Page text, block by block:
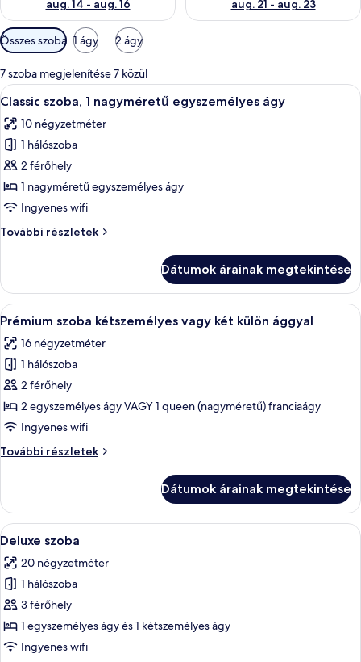
aug. 14 - aug. 16
aug. 21 - aug. 23
Szobákhoz
rendelkezésre
álló
szűrők
Összes szoba 1 ágy 2 ágy
7 szoba megjelenítése 7 közül
A
következő
szoba
összes
képének
megtekintése:
Classic
1
ágy
Egy szállodai szoba, amelyben
27
Classic szoba, 1 nagyméretű egyszemélyes ágy
10 négyzetméter
1 hálószoba
2 férőhely
1 nagyméretű egyszemélyes ágy
Ingyenes wifi
További részletek
Classic
egyszemélyes
ágy
további
Dátumok árainak megtekintése
A
következő
szoba
összes
képének
megtekintése:
Prémium
kétszemélyes
külön
ággyal
Egy szállodai szoba, amelyben
37
Prémium szoba kétszemélyes vagy két külön ággyal
16 négyzetméter
1 hálószoba
2 férőhely
2 egyszemélyes ágy VAGY 1 queen (nagyméretű) franciaágy
Ingyenes wifi
További részletek
Prémium
két
külön
ággyal
részletei
Dátumok árainak megtekintése
A
következő
szoba
összes
képének
megtekintése:
Deluxe
Egy szállodai szoba két ággyal, a
26
Deluxe szoba
20 négyzetméter
1 hálószoba
3 férőhely
1 egyszemélyes ágy és 1 kétszemélyes ágy
Ingyenes wifi